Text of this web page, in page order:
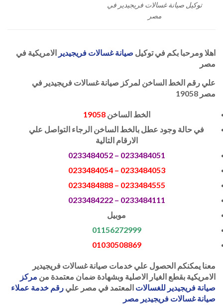
توكيل صيانة غسالات فريجيدير في
مصر
اهلا ومرحبا بكم في توكيل صيانة غسالات فريجيدير الامريكية في
مصر
علي رقم الخط الساخن لمركز صيانة غسالات فريجيدير في
مصر 19058
الخط الساخن19058
في حالة وجود عطل بالخط الساخن الرجاء التواصل علي
الارقام التالية
0233484051 – 0233484052
0233484053 – 0233484054
0233484555 – 0233484888
0233484111 – 0233484222
موبيل
01156272999
01030508869
معنا يمكنكم الحصول علي خدمات صيانة غسالات فريجيدير
الامريكية بقطع الغيار الاصلية وبشهادة ضمان معتمدة من مركز
صيانة فريجيدير للغسالات المعتمد في مصر علي رقم خدمة عملاء
صيانة غسالات فريجيدير مصر